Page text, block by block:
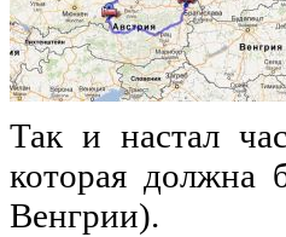
Так и настал
которая должна
Венгрии).